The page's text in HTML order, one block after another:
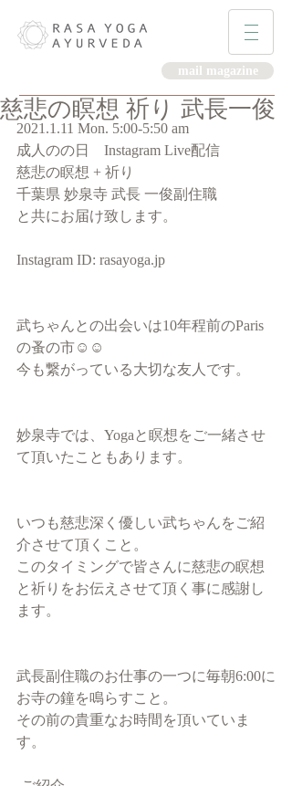
mail magazine
慈悲の瞑想 祈り 武長一俊
2021.1.11 Mon. 5:00-5:50 am
成人のの日　Instagram Live配信
慈悲の瞑想 + 祈り
千葉県 妙泉寺 武長 一俊副住職
と共にお届け致します。
Instagram ID: rasayoga.jp
武ちゃんとの出会いは10年程前のParis
の蚤の市☺︎☺︎
今も繋がっている大切な友人です。
妙泉寺では、Yogaと瞑想をご一緒させ
て頂いたこともあります。
いつも慈悲深く優しい武ちゃんをご紹
介させて頂くこと。
このタイミングで皆さんに慈悲の瞑想
と祈りをお伝えさせて頂く事に感謝し
ます。
武長副住職のお仕事の一つに毎朝6:00に
お寺の鐘を鳴らすこと。
その前の貴重なお時間を頂いていま
す。